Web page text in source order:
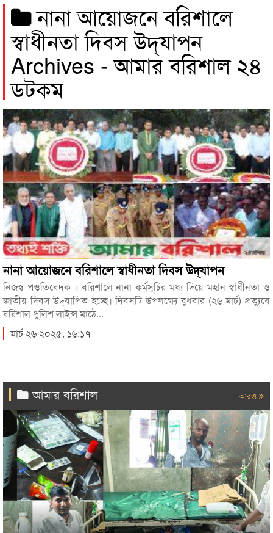
নানা আয়োজনে বরিশালে
স্বাধীনতা দিবস উদ্‌যাপন
Archives - আমার বরিশাল ২৪
ডটকম
নানা আয়োজনে বরিশালে স্বাধীনতা দিবস উদ্‌যাপন
নিজস্ব পওতিবেদক ‍॥ বরিশালে নানা কর্মসূচির মধ্য দিয়ে মহান স্বাধীনতা ও
জাতীয় দিবস উদ্‌যাপিত হচ্ছে। দিবসটি উপলক্ষ্যে বুধবার (২৬ মার্চ) প্রত্যুষে
বরিশাল পুলিশ লাইন্স মাঠে...
মার্চ ২৬ ২০২৫, ১৬:১৭
আমার বরিশাল আরও